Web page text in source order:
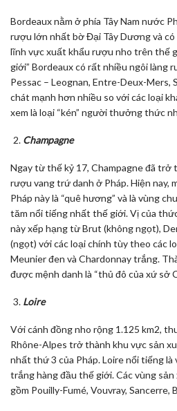
Bordeaux nằm ở phía Tây Nam nước
rượu lớn nhất bờ Đại Tây Dương và
lĩnh vực xuất khẩu rượu nho trên thế
giới” Bordeaux có rất nhiều ngôi làng
Pessac – Leognan, Entre-Deux-Mers,
chát mạnh hơn nhiều so với các loại
xem là loại “kén” người thưởng thức
Champagne
Ngay từ thế kỷ 17, Champagne đã
rượu vang trứ danh ở Pháp. Hiện nay,
Pháp này là “quê hương” và là vùng
tăm nổi tiếng nhất thế giới. Vị của
này xếp hạng từ Brut (không ngọt),
(ngọt) với các loại chính tùy theo các
Meunier đen và Chardonnay trắng.
được mệnh danh là “thủ đô của xứ sở
Loire
Với cánh đồng nho rộng 1.125 km2,
Rhône-Alpes trở thành khu vực sản
nhất thứ 3 của Pháp. Loire nổi tiếng
trắng hàng đầu thế giới. Các vùng
gồm Pouilly-Fumé, Vouvray, Sancerre,